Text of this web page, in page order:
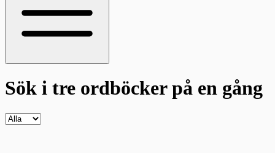
Sök i tre ordböckerpå en gång